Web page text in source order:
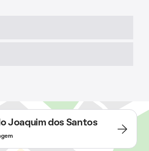
Joaquim dos Santos